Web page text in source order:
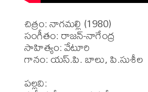
చిత్రం: నాగమల్లి (1980)
సంగీతం: రాజన్-నాగేంద్ర
సాహిత్యం: వేటూరి
గానం: యస్.పి. బాలు, పి.సుశీల
పల్లవి: